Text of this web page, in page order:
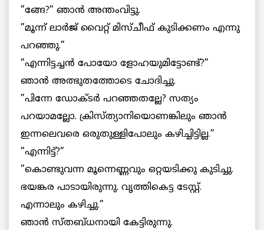
”ങ്ങേ?” ഞാന്‍ അന്തംവിട്ടു.
”മൂന്ന് ലാര്‍ജ് വൈറ്റ് മിസ്ചീഫ് കുടിക്കണം എന്നു
പറഞ്ഞു.”
”എന്നിട്ടച്ചന്‍ പോയോ ളോഹയുമിട്ടോണ്ട്?”
ഞാന്‍ അത്ഭുതത്തോടെ ചോദിച്ചു.
”പിന്നേ ഡോക്ടര്‍ പറഞ്ഞതല്ലേ? സത്യം
പറയാമല്ലോ. ക്രിസ്ത്യാനിയാെണങ്കിലും ഞാന്‍
ഇന്നലെവരെ ഒരുതുള്ളിപോലും കഴിച്ചിട്ടില്ല.”
”എന്നിട്ട്?”
”കൊണ്ടുവന്ന മൂന്നെണ്ണവും ഒറ്റയടിക്കു കുടിച്ചു.
ഭയങ്കര പാടായിരുന്നു. വൃത്തികെട്ട ടേസ്റ്റ്.
എന്നാലും കഴിച്ചു.”
ഞാന്‍ സ്തബ്ധനായി കേട്ടിരുന്നു.